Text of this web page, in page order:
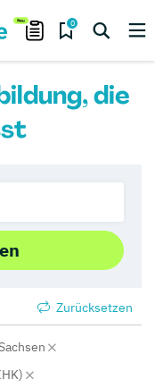
0
die
Zurücksetzen